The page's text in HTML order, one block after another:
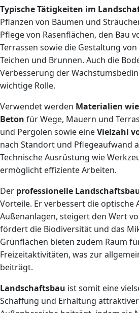
Typische Tätigkeiten im
Pflanzen von Bäumen und
Pflege von Rasenflächen, den Bau
Terrassen sowie die Gestaltung
Teichen und Brunnen. Auch die
Verbesserung der
wichtige Rolle.
Verwendet werden Materialien
Beton für Wege, Mauern und
und Pergolen sowie eineVielzahl
nach Standort und Pflegeaufwand
Technische Ausrüstung wie
ermöglicht effiziente Arbeiten.
Der professionelle
Vorteile. Er verbessert die optische
Außenanlagen, steigert den Wert
fördert die Biodiversität und das
Grünflächen bieten zudem Raum
Freizeitaktivitäten, was zur
beiträgt.
Landschaftsbau ist somit eine
Schaffung und Erhaltung